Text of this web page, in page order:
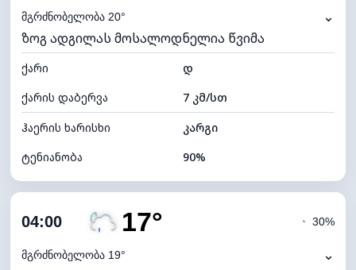
ნამის წერტილი
ხილვადობა
10 კმ
განათების ინდექსი 0 (ბნელი)
ღრუბლის სიმაღლე 5920 მ
მგრძნობელობა 20° ⌄
ზოგ ადგილას მოსალოდნელია წვიმა
ქარი
დ
ქარის დაბერვა
7 კმ/სთ
ჰაერის ხარისხი
კარგი
ტენიანობა
90%
ღრუბლიანობა
ნამის წერტილი
04:00 17°
მგრძნობელობა 19°
◔ 30%
⌄